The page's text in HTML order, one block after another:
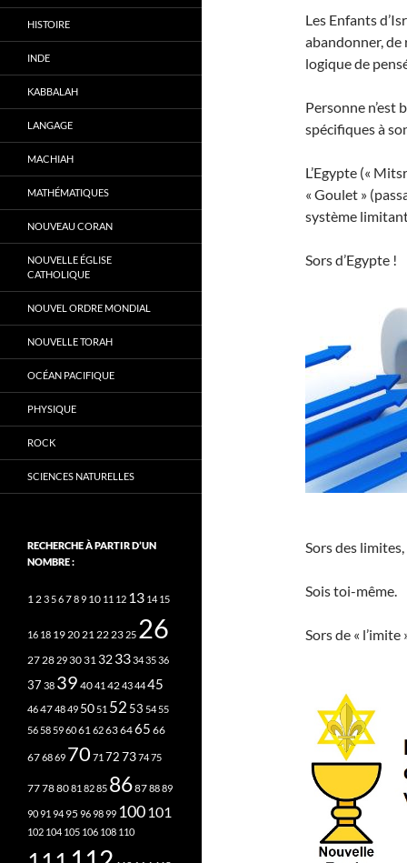
Les Enfants
abandonner, de
logique de
Personne n’est
spécifiques à
L’Egypte («
« Goulet »
système
Sors d’Egypte !
Sors des
Sois toi-même.
Sors de « l’imite
HISTOIRE
INDE
KABBALAH
LANGAGE
MACHIAH
MATHÉMATIQUES
NOUVEAU CORAN
NOUVELLE ÉGLISE
CATHOLIQUE
NOUVEL ORDRE MONDIAL
NOUVELLE TORAH
OCÉAN PACIFIQUE
PHYSIQUE
ROCK
SCIENCES NATURELLES
RECHERCHE À PARTIR D’UN
NOMBRE :
1 23 56789 10 11 12 13 14 15
16 18 1920212223 25 26
27 28 293031 3233343536
37 38 39 4041 42434445
46474849 50 51 52 53 54 55
56 58 596061 62636465 66
676869 70 71 72737475
77788081 8285 86878889
9091 94 95 969899 100101
102 104 105 106 108 110